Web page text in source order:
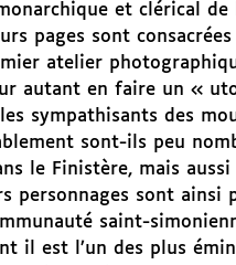
et clérical de
pages sont
atelier
autant en faire un «
sympathisants des
sont-ils peu
le Finistère, mais
personnages sont ainsi
saint-
il est l’un des plus